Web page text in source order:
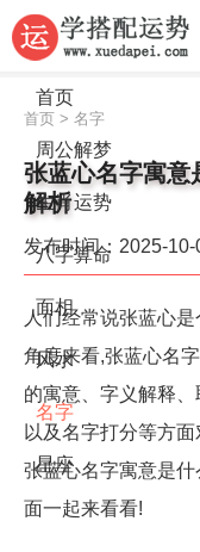
首页
周公解梦
生肖运势
八字算命
面相
风水
名字
星座
首页 > 名字
张蓝心名字寓意
解析
发布时间：2025-10-
人们经常说张蓝心
角度来看,张蓝心名
的寓意、字义解释
以及名字打分等方
张蓝心名字寓意是
面一起来看看!